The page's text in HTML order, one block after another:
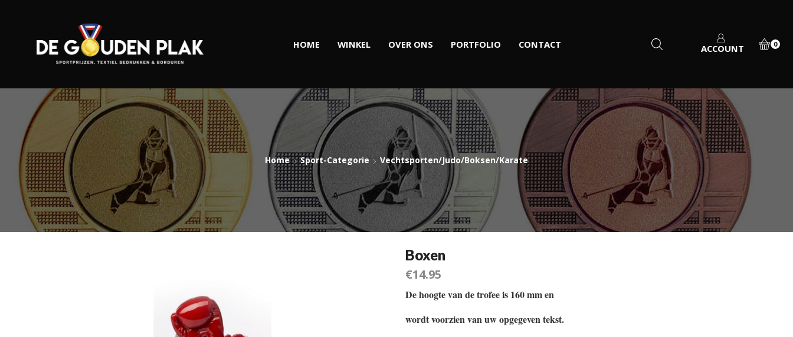
HOME WINKEL OVER ONS PORTFOLIO CONTACT ACCOUNT 0
Home Sport-Categorie Vechtsporten/Judo/Boksen/Karate
Boxen
€14.95
De hoogte van de trofee is 160 mm en
wordt voorzien van uw opgegeven tekst.